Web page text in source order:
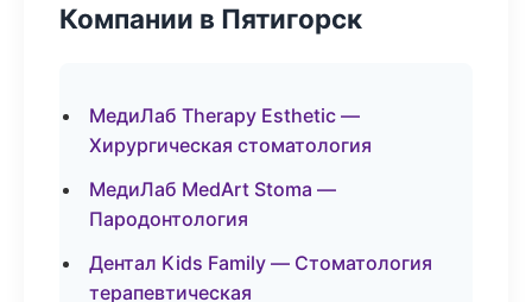
Компании в Пятигорск
МедиЛаб Therapy Esthetic —
Хирургическая стоматология
МедиЛаб MedArt Stoma —
Пародонтология
Дентал Kids Family — Стоматология
терапевтическая